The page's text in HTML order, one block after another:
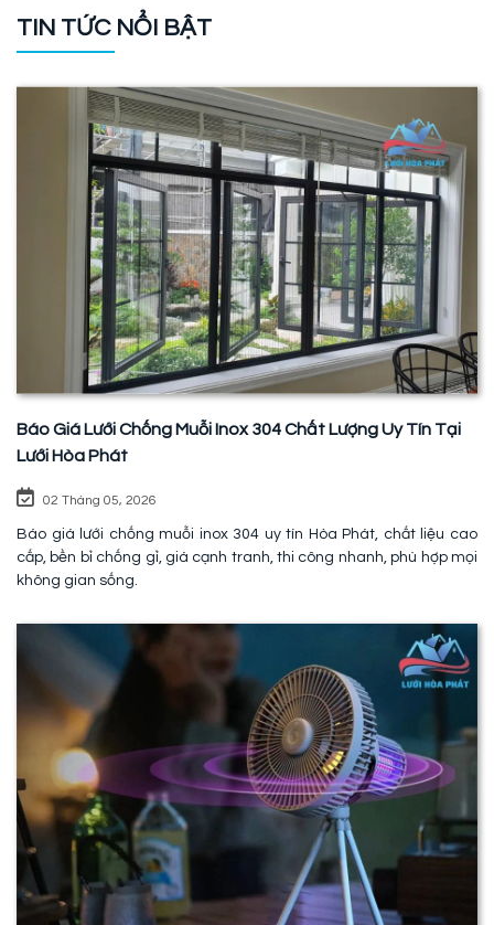
TIN TỨC NỔI BẬT
Báo Giá Lưới Chống Muỗi Inox 304 Chất Lượng Uy Tín Tại
Lưới Hòa Phát
02 Tháng 05, 2026
Báo giá lưới chống muỗi inox 304 uy tín Hòa Phát, chất liệu cao
cấp, bền bỉ chống gỉ, giá cạnh tranh, thi công nhanh, phù hợp mọi
không gian sống.